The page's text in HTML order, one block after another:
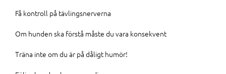
Få kontroll på tävlingsnerverna
Om hunden ska förstå måste du vara konsekvent
Träna inte om du är på dåligt humör!